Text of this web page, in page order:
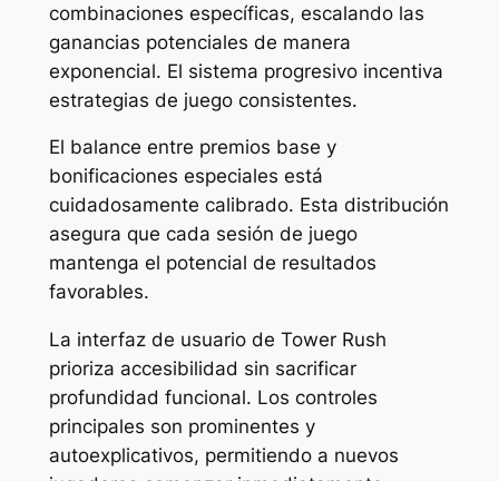
combinaciones específicas, escalando las
ganancias potenciales de manera
exponencial. El sistema progresivo incentiva
estrategias de juego consistentes.
El balance entre premios base y
bonificaciones especiales está
cuidadosamente calibrado. Esta distribución
asegura que cada sesión de juego
mantenga el potencial de resultados
favorables.
La interfaz de usuario de Tower Rush
prioriza accesibilidad sin sacrificar
profundidad funcional. Los controles
principales son prominentes y
autoexplicativos, permitiendo a nuevos